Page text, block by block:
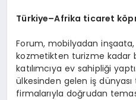
Türkiye–Afrika ticaret kö
Forum, mobilyadan
kozmetikten turizme kadar
katılımcıya ev sahipliği
ülkesinden gelen iş
firmalarıyla doğrudan